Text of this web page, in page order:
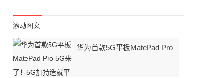
滚动图文
华为首款5G平板MatePad Pro